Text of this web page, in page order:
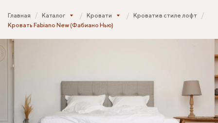
Главная Каталог Кровати
Кровати в стиле лофт
Кровать Fabiano New (Фабиано Нью)